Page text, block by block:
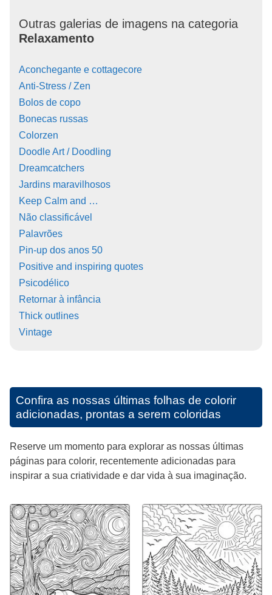
Outras galerias de imagens na categoria
Relaxamento
Aconchegante e cottagecore
Anti-Stress / Zen
Bolos de copo
Bonecas russas
Colorzen
Doodle Art / Doodling
Dreamcatchers
Jardins maravilhosos
Keep Calm and …
Não classificável
Palavrões
Pin-up dos anos 50
Positive and inspiring quotes
Psicodélico
Retornar à infância
Thick outlines
Vintage
Confira as nossas últimas folhas de colorir
adicionadas, prontas a serem coloridas
Reserve um momento para explorar as nossas últimas
páginas para colorir, recentemente adicionadas para
inspirar a sua criatividade e dar vida à sua imaginação.